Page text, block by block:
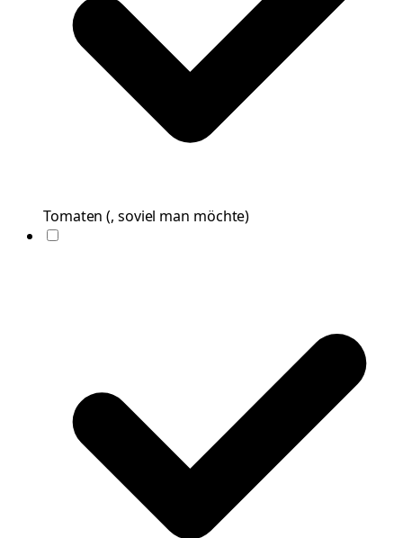
Tomaten (, soviel man möchte)